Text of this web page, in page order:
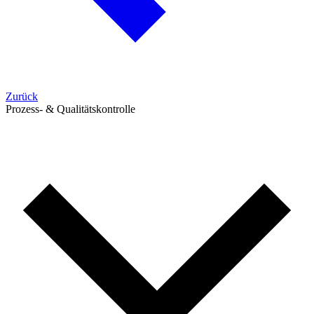
Zurück
Prozess- & Qualitätskontrolle